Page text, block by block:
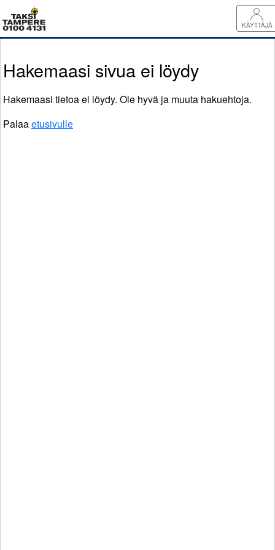
KÄYTTÄJÄ
Hakemaasi sivua ei löydy
Hakemaasi tietoa ei löydy. Ole hyvä ja muuta hakuehtoja.
Palaaetusivulle